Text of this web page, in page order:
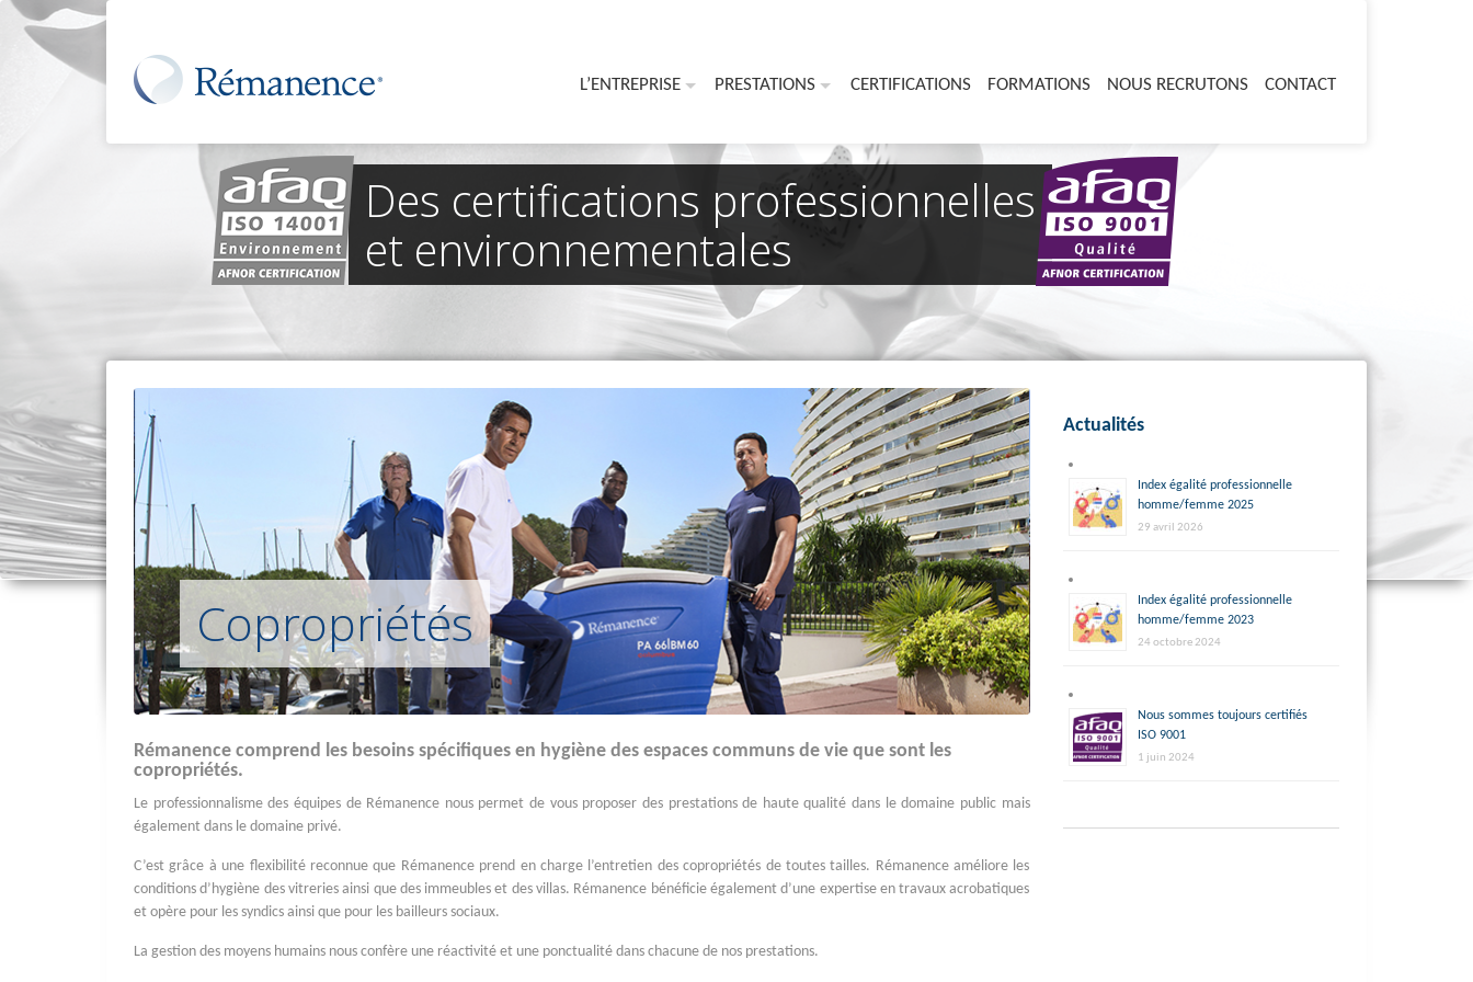
L’ENTREPRISE PRESTATIONS CERTIFICATIONS FORMATIONS NOUS RECRUTONS CONTACT
Des certifications professionnelles
et environnementales
Copropriétés
Rémanence comprend les besoins spécifiques en hygiène des espaces communs de vie que sont les
copropriétés.
Le professionnalisme des équipes de Rémanence nous permet de vous proposer des prestations de haute qualité dans le domaine public mais
également dans le domaine privé.
C’est grâce à une flexibilité reconnue que Rémanence prend en charge l’entretien des copropriétés de toutes tailles. Rémanence améliore les
conditions d’hygiène des vitreries ainsi que des immeubles et des villas. Rémanence bénéficie également d’une expertise en travaux acrobatiques
et opère pour les syndics ainsi que pour les bailleurs sociaux.
La gestion des moyens humains nous confère une réactivité et une ponctualité dans chacune de nos prestations.
Actualités
Index égalité professionnelle
homme/femme 2025
29 avril 2026
Index égalité professionnelle
homme/femme 2023
24 octobre 2024
Nous sommes toujours certifiés
ISO 9001
1 juin 2024